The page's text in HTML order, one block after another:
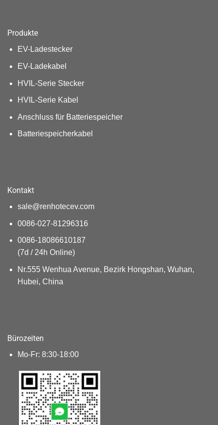
Produkte
EV-Ladestecker
EV-Ladekabel
HVIL-Serie Stecker
HVIL-Serie Kabel
Anschluss für Batteriespeicher
Batteriespeicherkabel
Kontakt
sale@renhotecev.com
0086-027-81296316
0086-18086610187
(7d / 24h Online)
Nr.555 Wenhua Avenue, Bezirk Hongshan, Wuhan,
Hubei, China
Bürozeiten
Mo-Fr: 8:30-18:00